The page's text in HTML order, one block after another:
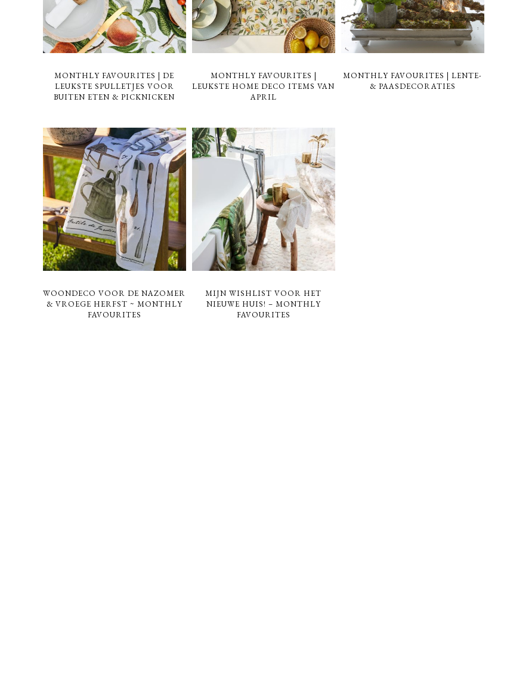
MONTHLY FAVOURITES | DE
LEUKSTE SPULLETJES VOOR
BUITEN ETEN & PICKNICKEN
MONTHLY FAVOURITES |
LEUKSTE HOME DECO ITEMS VAN
APRIL
MONTHLY FAVOURITES | LENTE-
& PAASDECORATIES
WOONDECO VOOR DE NAZOMER
& VROEGE HERFST ~ MONTHLY
FAVOURITES
MIJN WISHLIST VOOR HET
NIEUWE HUIS! – MONTHLY
FAVOURITES